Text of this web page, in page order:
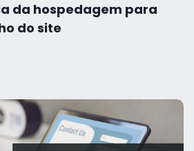
da hospedagem para
do site